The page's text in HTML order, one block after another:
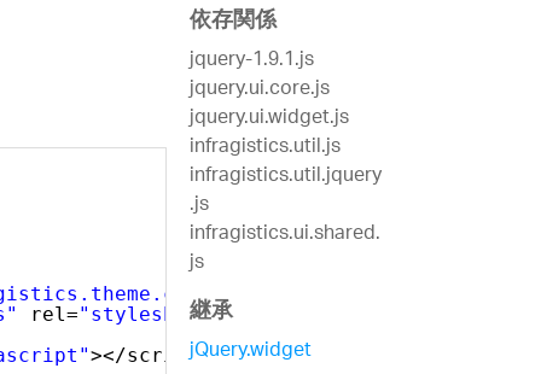
rel=
rel="stylesheet"
></script>
依存関係
jquery-1.9.1.js
jquery.ui.core.js
jquery.ui.widget.js
infragistics.util.js
infragistics.util.jquery
.js
infragistics.ui.shared.
js
継承
jQuery.widget